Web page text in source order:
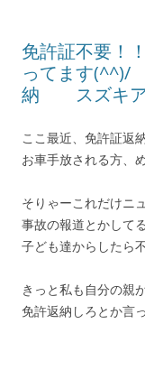
免許証不要！
ってます
納 スズキア
ここ最近、免許証返
お車手放される方、
そりゃーこれだけニ
事故の報道とかして
子ども達からしたら
きっと私も自分の親
免許返納しろとか言